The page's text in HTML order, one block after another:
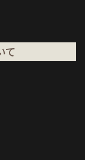
て